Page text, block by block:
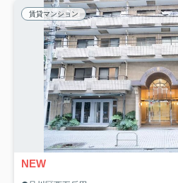
賃貸マンション
NEW